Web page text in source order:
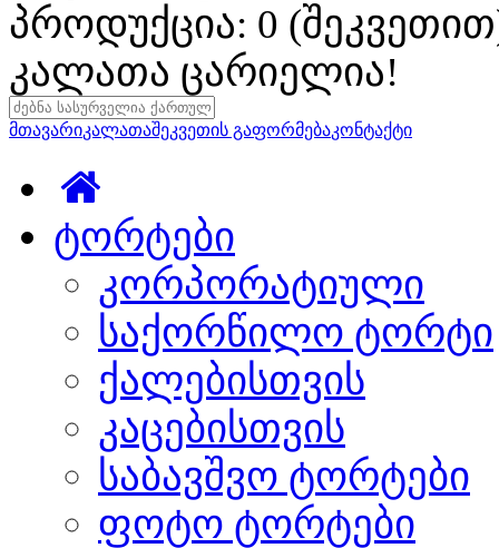
პროდუქცია: 0
კალათა ცარიელია!
მთავარიკალათაშეკვეთის გაფორმებაკონტაქტი
ტორტები
კორპორატიული
საქორწილო ტორტი
ქალებისთვის
კაცებისთვის
საბავშვო ტორტები
ფოტო ტორტები